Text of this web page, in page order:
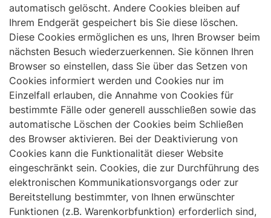
automatisch gelöscht. Andere Cookies bleiben auf
Ihrem Endgerät gespeichert bis Sie diese löschen.
Diese Cookies ermöglichen es uns, Ihren Browser beim
nächsten Besuch wiederzuerkennen. Sie können Ihren
Browser so einstellen, dass Sie über das Setzen von
Cookies informiert werden und Cookies nur im
Einzelfall erlauben, die Annahme von Cookies für
bestimmte Fälle oder generell ausschließen sowie das
automatische Löschen der Cookies beim Schließen
des Browser aktivieren. Bei der Deaktivierung von
Cookies kann die Funktionalität dieser Website
eingeschränkt sein. Cookies, die zur Durchführung des
elektronischen Kommunikationsvorgangs oder zur
Bereitstellung bestimmter, von Ihnen erwünschter
Funktionen (z.B. Warenkorbfunktion) erforderlich sind,